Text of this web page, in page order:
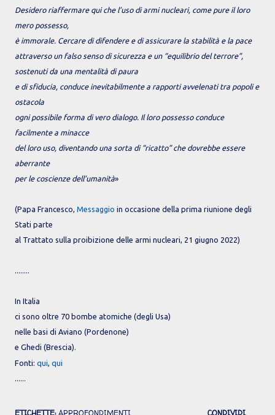
Desidero riaffermare qui che l’uso di armi nucleari, come pure il loro
mero possesso,
è immorale. Cercare di difendere e di assicurare la stabilità e la pace
attraverso un falso senso di sicurezza e un “equilibrio del terrore”,
sostenuti da una mentalità di paura
e di sfiducia, conduce inevitabilmente a rapporti avvelenati tra popoli e
ostacola
ogni possibile forma di vero dialogo. Il loro possesso conduce
facilmente a minacce
del loro uso, diventando una sorta di “ricatto” che dovrebbe essere
aberrante
per le coscienze dell’umanità»
(Papa Francesco, Messaggio in occasione della prima riunione degli
Stati parte
al Trattato sulla proibizione delle armi nucleari, 21 giugno 2022)
........
In Italia
ci sono oltre 70 bombe atomiche (degli Usa)
nelle basi di Aviano (Pordenone)
e Ghedi (Brescia).
Fonti: qui, qui
......